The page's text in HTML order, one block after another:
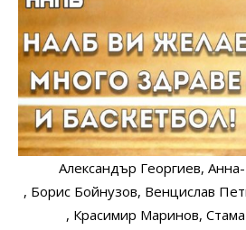
Александър Георгиев,
, Борис Бойнузов, Венцислав
, Красимир Маринов,